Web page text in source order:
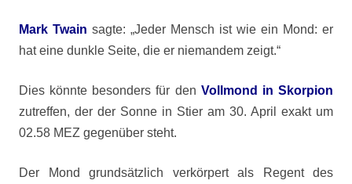
Mark Twain sagte: „Jeder Mensch ist wie ein Mond: er
hat eine dunkle Seite, die er niemandem zeigt.“
Dies könnte besonders für den Vollmond in Skorpion
zutreffen, der der Sonne in Stier am 30. April exakt um
02.58 MEZ gegenüber steht.
Der Mond grundsätzlich verkörpert als Regent des